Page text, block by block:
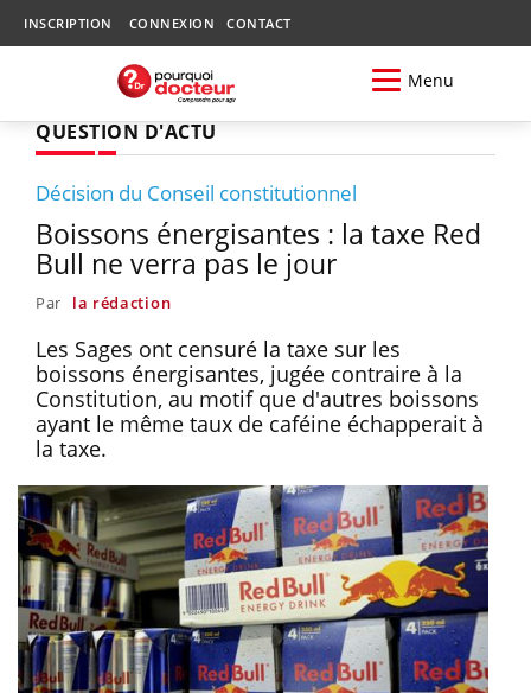
INSCRIPTION CONNEXION CONTACT
Menu
QUESTION D'ACTU
Décision du Conseil constitutionnel
Boissons énergisantes : la taxe Red
Bull ne verra pas le jour
Par la rédaction
Les Sages ont censuré la taxe sur les
boissons énergisantes, jugée contraire à la
Constitution, au motif que d'autres boissons
ayant le même taux de caféine échapperait à
la taxe.